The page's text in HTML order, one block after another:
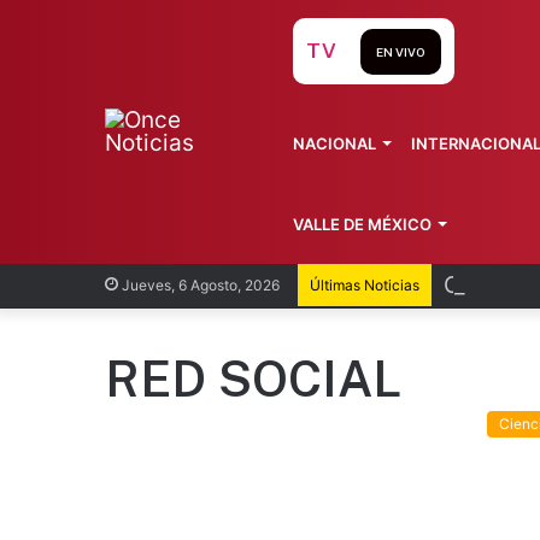
Jueves, 6 Agosto, 2026 Últimas Noticias
TV EN VIVO
NACIONAL INTERNACIONAL
VALLE DE MÉXICO
RED SOCIAL